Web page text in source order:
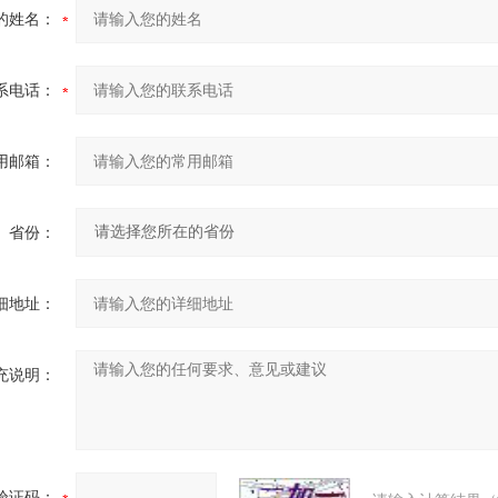
姓名：
电话：
邮箱：
省份：
地址：
说明：